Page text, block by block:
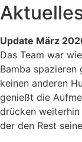
Update März
Das Team war
Bamba spazieren
keinen anderen
genießt die
drücken
der den Rest